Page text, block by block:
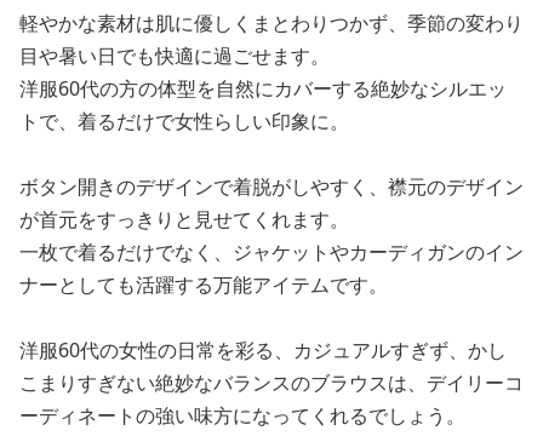
軽やかな素材は肌に優しくまとわりつかず、季節の変わり
目や暑い日でも快適に過ごせます。
洋服60代の方の体型を自然にカバーする絶妙なシルエッ
トで、着るだけで女性らしい印象に。
ボタン開きのデザインで着脱がしやすく、襟元のデザイン
が首元をすっきりと見せてくれます。
一枚で着るだけでなく、ジャケットやカーディガンのイン
ナーとしても活躍する万能アイテムです。
洋服60代の女性の日常を彩る、カジュアルすぎず、かし
こまりすぎない絶妙なバランスのブラウスは、デイリーコ
ーディネートの強い味方になってくれるでしょう。